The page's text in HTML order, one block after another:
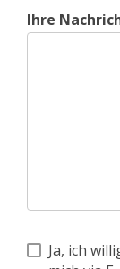
Ihre
Ja, ich